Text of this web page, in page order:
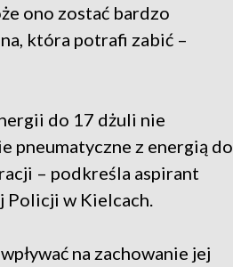
ono zostać bardzo
która potrafi zabić –
do 17 dżuli nie
pneumatyczne z energią do
– podkreśla aspirant
w Kielcach.
na zachowanie jej